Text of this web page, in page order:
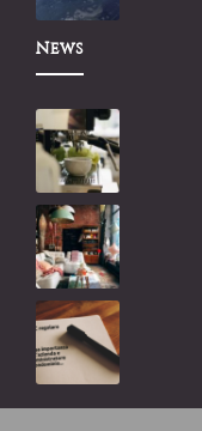
News